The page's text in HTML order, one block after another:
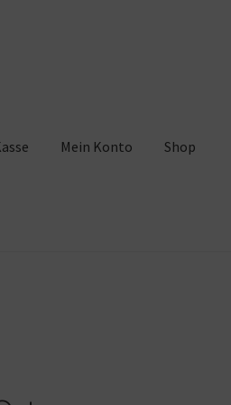
Mein Konto Shop